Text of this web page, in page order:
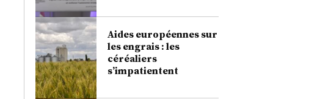
Aides européennes sur
les engrais : les
céréaliers
s’impatientent